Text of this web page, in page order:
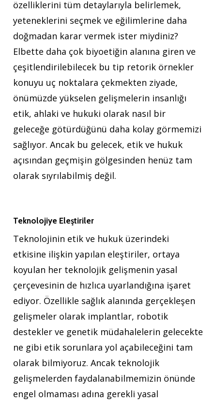
özelliklerini tüm detaylarıyla belirlemek,
yeteneklerini seçmek ve eğilimlerine daha
doğmadan karar vermek ister miydiniz?
Elbette daha çok biyoetiğin alanına giren ve
çeşitlendirilebilecek bu tip retorik örnekler
konuyu uç noktalara çekmekten ziyade,
önümüzde yükselen gelişmelerin insanlığı
etik, ahlaki ve hukuki olarak nasıl bir
geleceğe götürdüğünü daha kolay görmemizi
sağlıyor. Ancak bu gelecek, etik ve hukuk
açısından geçmişin gölgesinden henüz tam
olarak sıyrılabilmiş değil.
Teknolojiye Eleştiriler
Teknolojinin etik ve hukuk üzerindeki
etkisine ilişkin yapılan eleştiriler, ortaya
koyulan her teknolojik gelişmenin yasal
çerçevesinin de hızlıca uyarlandığına işaret
ediyor. Özellikle sağlık alanında gerçekleşen
gelişmeler olarak implantlar, robotik
destekler ve genetik müdahalelerin gelecekte
ne gibi etik sorunlara yol açabileceğini tam
olarak bilmiyoruz. Ancak teknolojik
gelişmelerden faydalanabilmemizin önünde
engel olmaması adına gerekli yasal